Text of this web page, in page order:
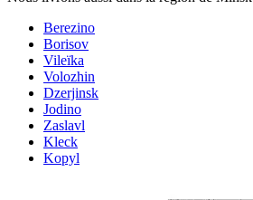
Berezino
Borisov
Vileïka
Volozhin
Dzerjinsk
Jodino
Zaslavl
Kleck
Kopyl